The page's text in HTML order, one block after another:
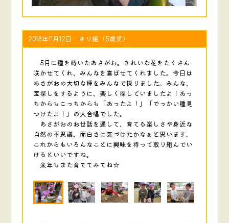
2018年11月12日 ゆり組（5歳児）
5月に種を蒔いたあさがお。きれいな花をたくさん
咲かせてくれ、みんなを喜ばせてくれました。今日は
あさがおの大切な種をみんなで採りました。みんな、
宝探しをするように、楽しく探していましたよ！あっ
ちからもこっちからも「あったよ！」「でっかい種見
つけたよ！」の大合唱でした。
あさがおのお世話を通して、育てる楽しさや身近な
自然の不思議、面白さに気づけたかなぁと思います。
これからもいろんなことに興味を持って取り組んでい
けるといいですね。
来年もまた育ててみてね☆